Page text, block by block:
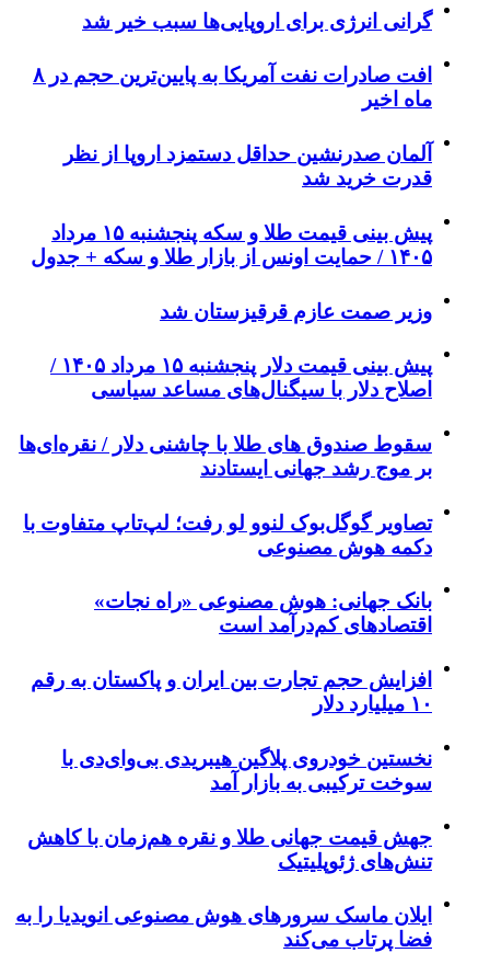
گرانی انرژی برای اروپایی‌ها سبب خیر شد
افت صادرات نفت آمریکا به پایین‌ترین حجم در ۸
ماه اخیر
آلمان صدرنشین حداقل دستمزد اروپا از نظر
قدرت خرید شد
پیش‌ بینی قیمت طلا و سکه پنجشنبه ۱۵ مرداد
۱۴۰۵ / حمایت اونس از بازار طلا و سکه + جدول
وزیر صمت عازم قرقیزستان شد
پیش ‌بینی قیمت دلار پنجشنبه ۱۵ مرداد ۱۴۰۵ /
اصلاح دلار با سیگنال‌های مساعد سیاسی
سقوط صندوق های طلا با چاشنی دلار / نقره‌ای‌ها
بر موج رشد جهانی ایستادند
تصاویر گوگل‌بوک لنوو لو رفت؛ لپ‌تاپ متفاوت با
دکمه هوش مصنوعی
بانک جهانی: هوش مصنوعی «راه نجات»
اقتصادهای کم‌درآمد است
افزایش حجم تجارت بین ایران و پاکستان به رقم
۱۰ میلیارد دلار
نخستین خودروی پلاگین هیبریدی بی‌وای‌دی با
سوخت ترکیبی به بازار آمد
جهش قیمت جهانی طلا و نقره هم‌زمان با کاهش
تنش‌های ژئوپلیتیک
ایلان ماسک سرورهای هوش مصنوعی انویدیا را به
فضا پرتاب می‌کند